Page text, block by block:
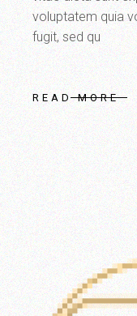
voluptatem quia
fugit, sed qu
READ MORE